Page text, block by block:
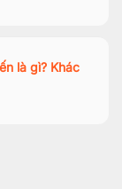
là gì? Khác